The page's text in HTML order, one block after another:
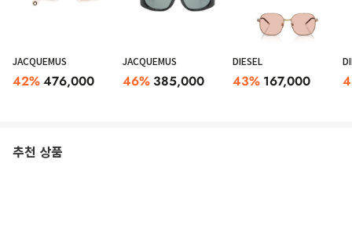
JACQUEMUS
42%476,000
JACQUEMUS
46% 385,000
DIESEL
43% 167,000
추천 상품